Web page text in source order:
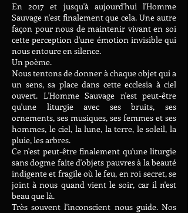
En 2017 et jusqu'à aujourd'hui l'Homme
Sauvage n'est finalement que cela. Une autre
façon pour nous de maintenir vivant en soi
cette perception d'une émotion invisible qui
nous entoure en silence.
Un poème.
Nous tentons de donner à chaque objet qui a
un sens, sa place dans cette ecclesia à ciel
ouvert. L'Homme Sauvage n'est peut-être
qu'une liturgie avec ses bruits, ses
ornements, ses musiques, ses femmes et ses
hommes, le ciel, la lune, la terre, le soleil, la
pluie, les arbres.
Ce n'est peut-être finalement qu'une liturgie
sans dogme faite d'objets pauvres à la beauté
indigente et fragile où le feu, en roi secret, se
joint à nous quand vient le soir, car il n'est
beau que là.
Très souvent l'inconscient nous guide. Nos